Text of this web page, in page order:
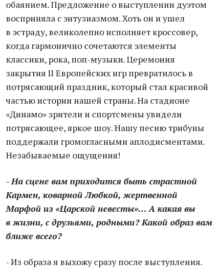
обаянием. Предложение о выступлении дуэтом
восприняла с энтузиазмом. Хоть он и ушел
в эстраду, великолепно исполняет кроссовер,
когда гармонично сочетаются элементы
классики, рока, поп-музыки. Церемония
закрытия II Европейских игр превратилось в
потрясающий праздник, который стал красивой
частью истории нашей страны. На стадионе
«Динамо» зрители и спортсмены увидели
потрясающее, яркое шоу. Нашу песню трибуны
поддержали громогласными аплодисментами.
Незабываемые ощущения!
- На сцене вам приходится быть страстной
Кармен, коварной Любкой, жертвенной
Марфой из «Царской невесты»… А какая вы
в жизни, с друзьями, родными? Какой образ вам
ближе всего?
- Из образа я выхожу сразу после выступления.